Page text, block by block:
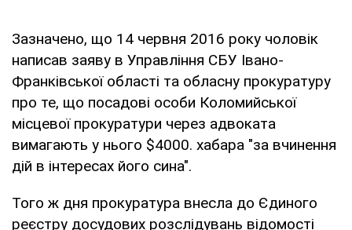
Зазначено, що 14 червня 2016 року чоловік
написав заяву в Управління СБУ Івано-
Франківської області та обласну прокуратуру
про те, що посадові особи Коломийської
місцевої прокуратури через адвоката
вимагають у нього $4000. хабара "за вчинення
дій в інтересах його сина".
Того ж дня прокуратура внесла до Єдиного
реєстру досудових розслідувань відомості